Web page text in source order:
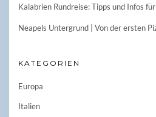
Kalabrien Rundreise: Tipps und Infos
Neapels Untergrund | Von der ersten
KATEGORIEN
Europa
Italien